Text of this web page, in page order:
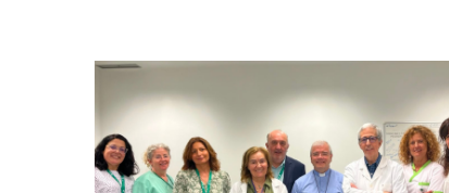
CIM Cávado e ULS Braga
arrancam com Conselho
Local de Saúde...